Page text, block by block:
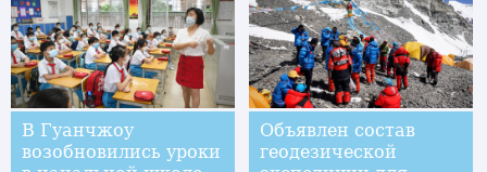
В Гуанчжоу
возобновились уроки
Объявлен состав
геодезической